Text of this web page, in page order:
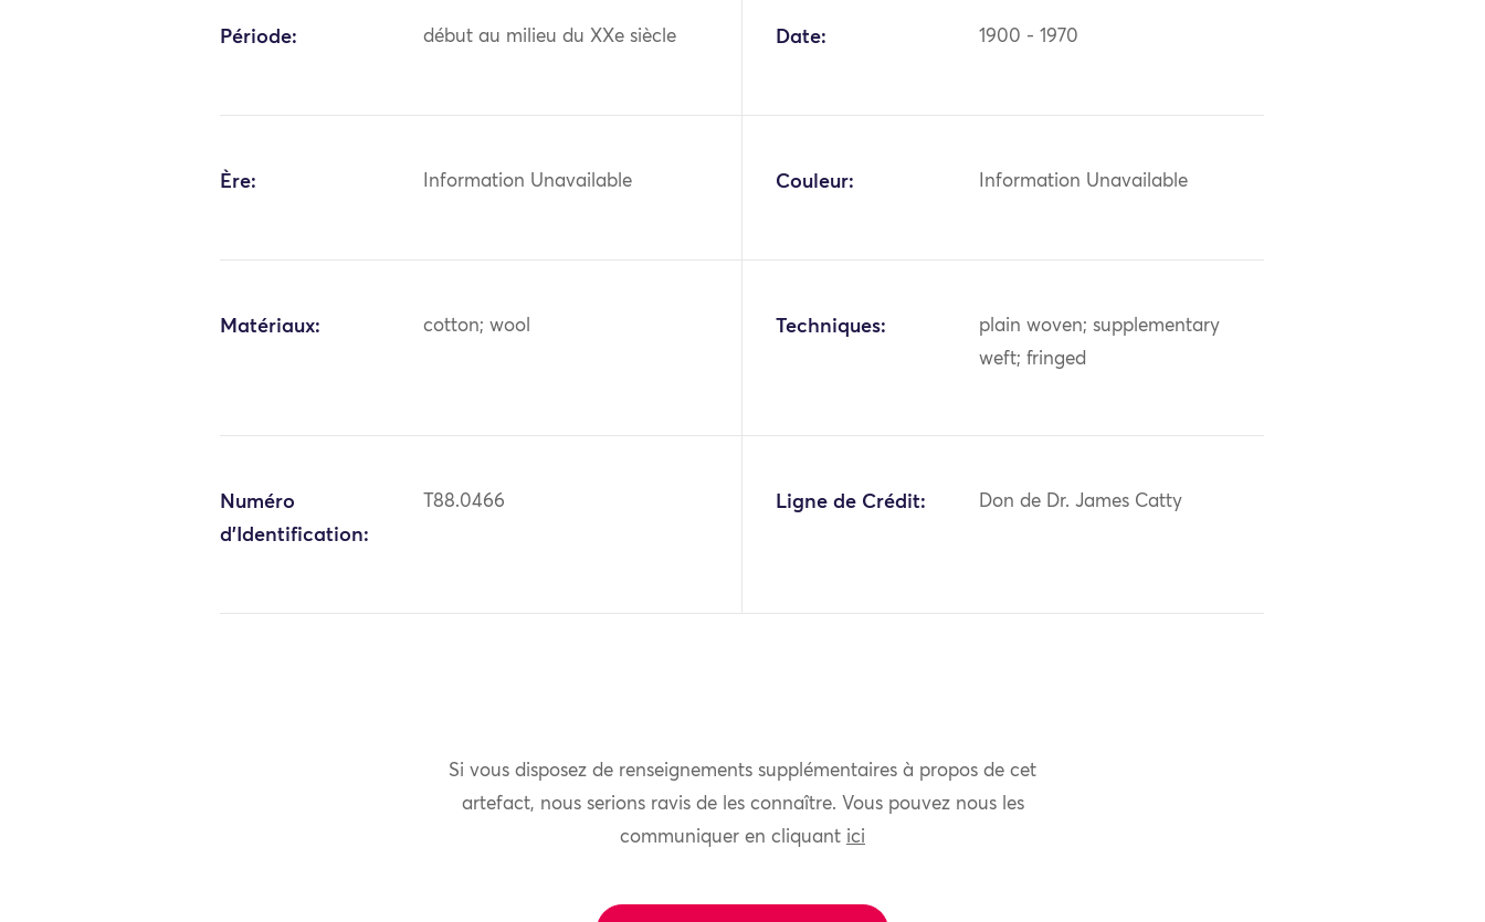
Période: début au milieu du XXe siècle Date: 1900 - 1970
Ère: Information Unavailable Couleur: Information Unavailable
Matériaux: cotton; wool Techniques:
plain woven; supplementary
weft; fringed
Numéro
d'Identification:
T88.0466 Ligne de Crédit: Don de Dr. James Catty
Si vous disposez de renseignements supplémentaires à propos de cet
artefact, nous serions ravis de les connaître. Vous pouvez nous les
communiquer en cliquant ici